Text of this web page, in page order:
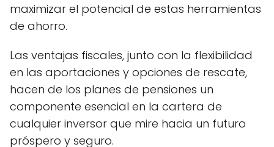
maximizar el potencial de estas herramientas
de ahorro.
Las ventajas fiscales, junto con la flexibilidad
en las aportaciones y opciones de rescate,
hacen de los planes de pensiones un
componente esencial en la cartera de
cualquier inversor que mire hacia un futuro
próspero y seguro.